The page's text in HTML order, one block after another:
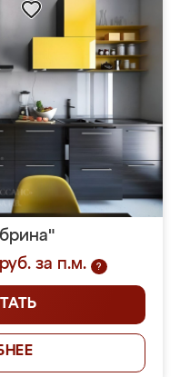
за п.м.
?